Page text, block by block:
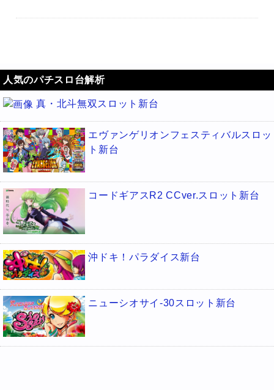
人気のパチスロ台解析
真・北斗無双スロット新台
エヴァンゲリオンフェスティバルスロッ
ト新台
コードギアスR2 CCver.スロット新台
沖ドキ！パラダイス新台
ニューシオサイ-30スロット新台